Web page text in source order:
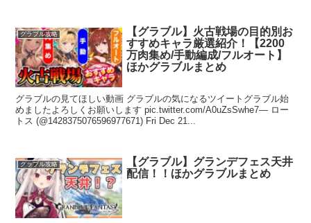
グラブル攻略
【グラブル】火古戦場の目的別お
すすめキャラ厳選紹介！【2200
万肉集め/手動編成/フルオート】
ほかグラブルまとめ
グラブルの見てほしい動画 グラブルの気になるツイートグラブル始
めましたよろしくお願いします pic.twitter.com/A0uZsSwhe7— ロー
トス (@1428375076596977671) Fri Dec 21...
グラブル攻略
【グラブル】グランデフェス天井
配信！！ほかグラブルまとめ